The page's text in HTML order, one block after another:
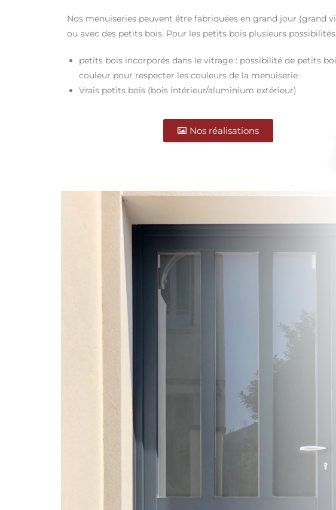
Nos menuiseries peuvent être fabriquées en grand jour (grand
ou avec des petits bois. Pour les petits bois plusieurs possibilités
petits bois incorporés dans le vitrage : possibilité de petits
couleur pour respecter les couleurs de la menuiserie
Vrais petits bois (bois intérieur/aluminium extérieur)
Nos réalisations